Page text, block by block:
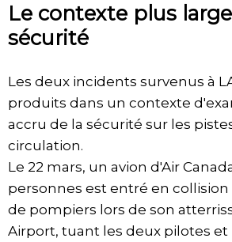
Le contexte plus
sécurité
Les deux incidents survenus à
produits dans un contexte
accru de la sécurité sur les
circulation.
Le 22 mars, un avion d'Air
personnes est entré en collision
de pompiers lors de son
Airport, tuant les deux pilotes et